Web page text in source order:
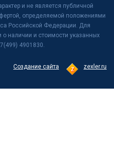
и не является публичной
определяемой положениями
Российской Федерации. Для
наличии и стоимости указанных
4901830.
Создание сайта zexler.ru